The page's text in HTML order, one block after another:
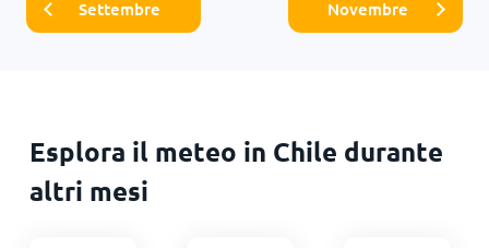
Settembre Novembre
Esplora il meteo in Chile durante
altri mesi